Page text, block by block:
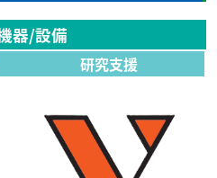
器/設備
研究支援